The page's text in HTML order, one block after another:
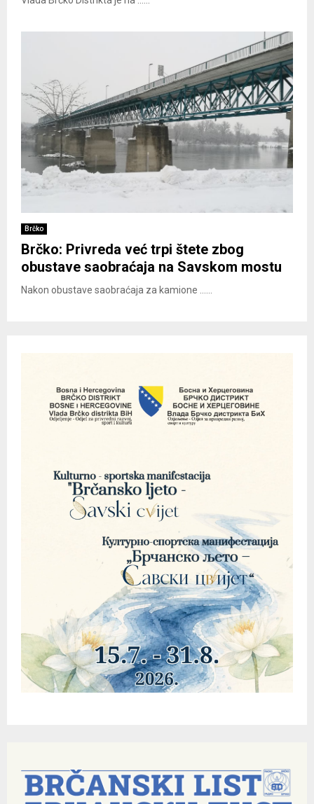
Brčko
Brčko: Privreda već trpi štete zbog
obustave saobraćaja na Savskom mostu
Nakon obustave saobraćaja za kamione ......